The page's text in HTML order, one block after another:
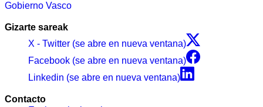
Gobierno Vasco
Gizarte sareak
X - Twitter (se abre en nueva ventana)
Facebook (se abre en nueva ventana)
Linkedin (se abre en nueva ventana)
Contacto